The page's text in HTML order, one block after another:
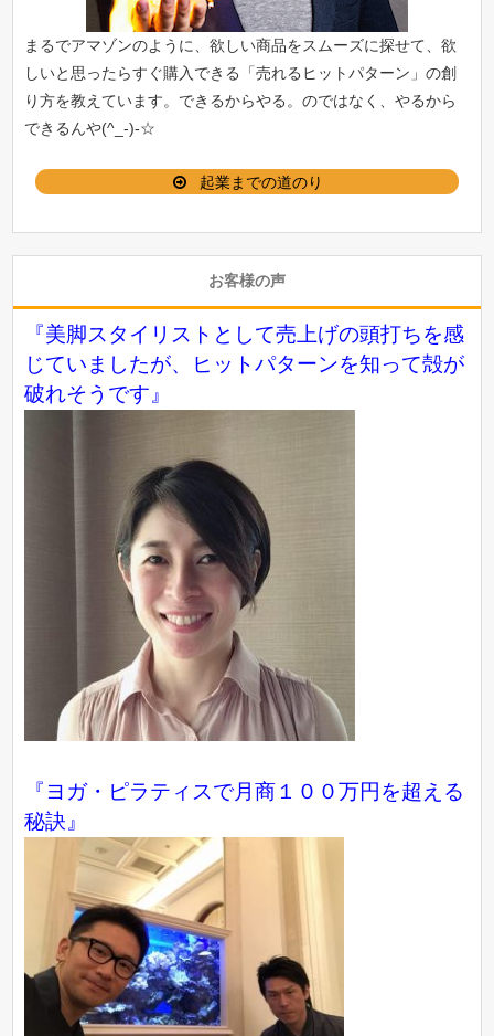
まるでアマゾンのように、欲しい商品をスムーズに探せて、欲
しいと思ったらすぐ購入できる「売れるヒットパターン 」の創
り方を教えています。できるからやる。のではなく、やるから
できるんや(^_-)-☆
起業までの道のり
お客様の声
『美脚スタイリストとして売上げの頭打ちを感
じていましたが、ヒットパターンを知って殻が
破れそうです』
『ヨガ・ピラティスで月商１００万円を超える
秘訣』